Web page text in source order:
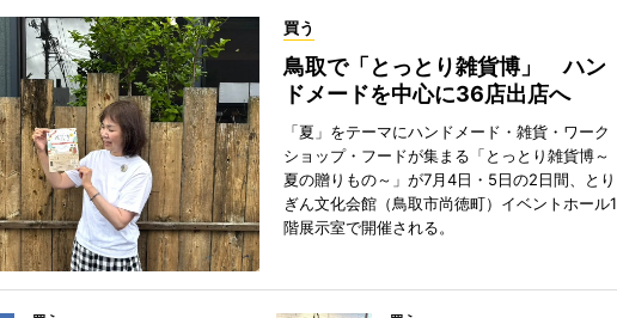
買う
鳥取で「とっとり雑貨博」 ハン
ドメードを中心に36店出店へ
「夏」をテーマにハンドメード・雑貨・ワーク
ショップ・フードが集まる「とっとり雑貨博～
夏の贈りもの～」が7月4日・5日の2日間、とり
ぎん文化会館（鳥取市尚徳町）イベントホール1
階展示室で開催される。